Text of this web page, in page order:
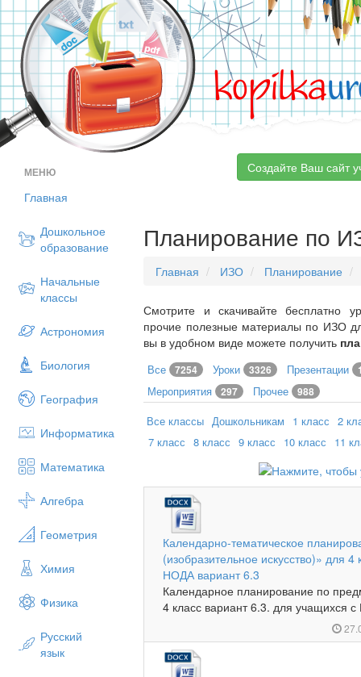
kopilka
МЕНЮ
Главная
Дошкольное
образование
Начальные
классы
Астрономия
Биология
География
Информатика
Математика
Алгебра
Геометрия
Химия
Физика
Русский
язык
Создайте Ваш сайт
Планирование по
Главная ИЗО Планирование
Смотрите и скачивайте бесплатно
прочие полезные материалы по ИЗО
вы в удобном виде можете получить
Все 7254 Уроки 3326 Презентации
Мероприятия 297 Прочее 988
Все классы Дошкольникам 1 класс 2
7 класс 8 класс 9 класс 10 класс 11
Календарно-тематическое
(изобразительное искусство)» для
НОДА вариант 6.3
Календарное планирование по
4 класс вариант 6.3. для учащихся